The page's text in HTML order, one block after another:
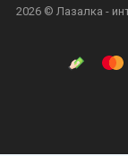
2026 © Лазалка -